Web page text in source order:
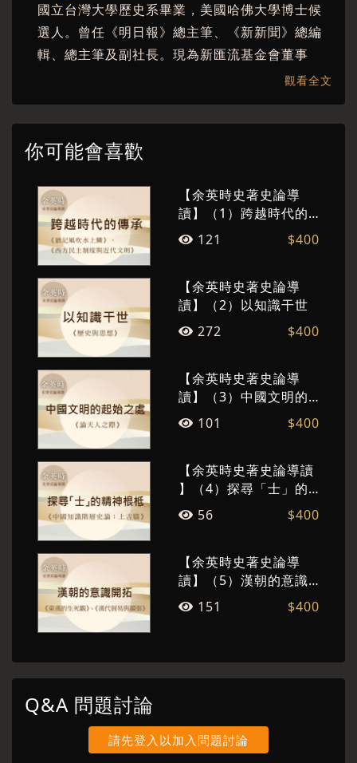
國立台灣大學歷史系畢業，美國哈佛大學博士候
選人。曾任《明日報》總主筆、《新新聞》總編
輯、總主筆及副社長。現為新匯流基金會董事
長。已出版數十部文學創作及文化評論著作。擅
故事，洋溢人文精神，並流露其文學情懷。
觀看全文
你可能會喜歡
【余英時史著史論導
讀】（1）跨越時代的
傳承121 $400
【余英時史著史論導
讀】（2）以知識干世
272
$400
【余英時史著史論導
讀】（3）中國文明的
起始之處
101 $400
【余英時史著史論導讀
】（4）探尋「士」的
精神根柢
56 $400
【余英時史著史論導
讀】（5）漢朝的意識
開拓151 $400
Q&A 問題討論
請先登入以加入問題討論